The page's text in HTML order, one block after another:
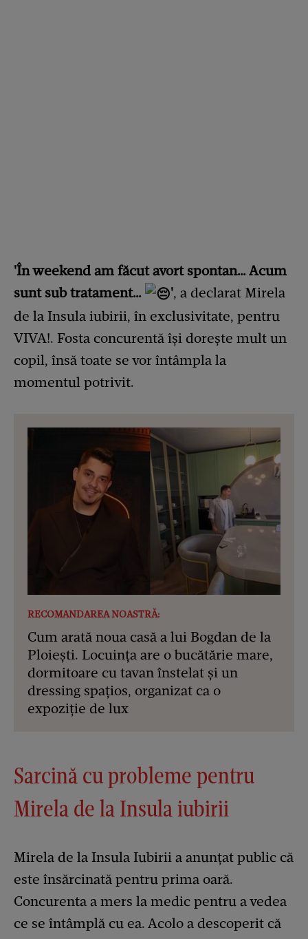
'În weekend am făcut avort spontan… Acum
sunt sub tratament…
', a declarat Mirela
de la Insula iubirii, în exclusivitate, pentru
VIVA!. Fosta concurentă își dorește mult un
copil, însă toate se vor întâmpla la
momentul potrivit.
RECOMANDAREA NOASTRĂ:
Cum arată noua casă a lui Bogdan de la
Ploiești. Locuința are o bucătărie mare,
dormitoare cu tavan înstelat și un
dressing spațios, organizat ca o
expoziție de lux
Sarcină cu probleme pentru
Mirela de la Insula iubirii
Mirela de la Insula Iubirii a anunţat public că
este însărcinată pentru prima oară.
Concurenta a mers la medic pentru a vedea
ce se întâmplă cu ea. Acolo a descoperit că